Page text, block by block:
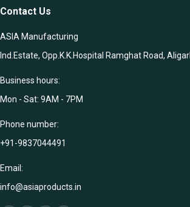
Contact Us
ASIA Manufacturing
Ind.Estate, Opp.K.K.Hospital Ramghat Road,
Business hours:
Mon - Sat: 9AM - 7PM
Phone number:
+91-9837044491
Email:
info@asiaproducts.in